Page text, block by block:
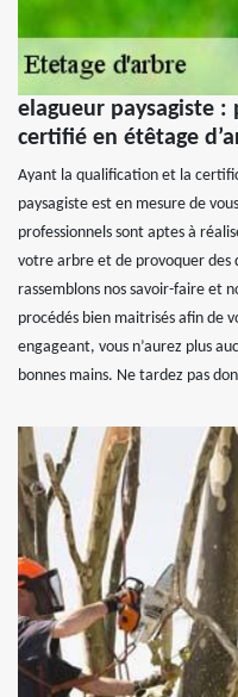
elagueur paysagiste
certifié en étêtage
Ayant la qualification et la
paysagiste est en mesure de
professionnels sont aptes à
votre arbre et de provoquer des
rassemblons nos savoir-faire et
procédés bien maitrisés afin de
engageant, vous n’aurez plus
bonnes mains. Ne tardez pas